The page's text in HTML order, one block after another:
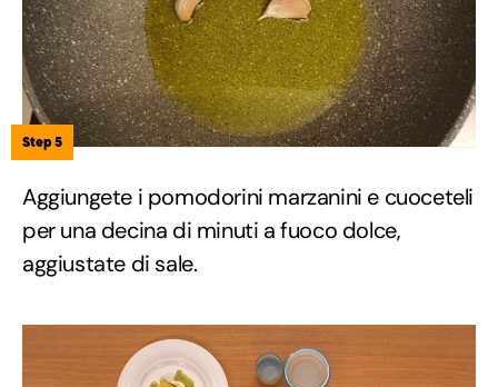
Step 5
Aggiungete i pomodorini marzanini e cuoceteli
per una decina di minuti a fuoco dolce,
aggiustate di sale.